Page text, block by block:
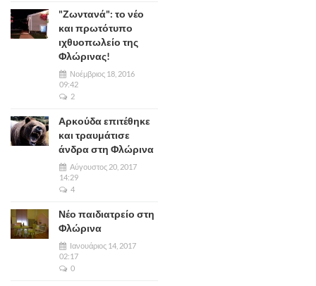
"Ζωντανά": το νέο
και πρωτότυπο
ιχθυοπωλείο της
Φλώρινας!
Νοέμβριος 18, 2016
09:42
2
Αρκούδα επιτέθηκε
και τραυμάτισε
άνδρα στη Φλώρινα
Αύγουστος 20, 2017
14:29
4
Νέο παιδιατρείο στη
Φλώρινα
Ιανουάριος 14, 2017
02:17
0